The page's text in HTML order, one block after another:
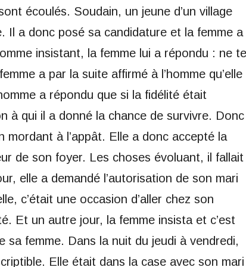
écoulés. Soudain, un jeune d’un village
Il a donc posé sa candidature et la femme a
insistant, la femme lui a répondu : ne te
a par la suite affirmé à l’homme qu’elle
a répondu que si la fidélité était
à qui il a donné la chance de survivre. Donc
mordant à l’appât. Elle a donc accepté la
de son foyer. Les choses évoluant, il fallait
elle a demandé l’autorisation de son mari
c’était une occasion d’aller chez son
Et un autre jour, la femme insista et c’est
sa femme. Dans la nuit du jeudi à vendredi,
Elle était dans la case avec son mari